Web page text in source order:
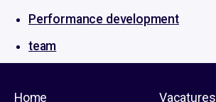
Performance development
team
Home
Vacatures